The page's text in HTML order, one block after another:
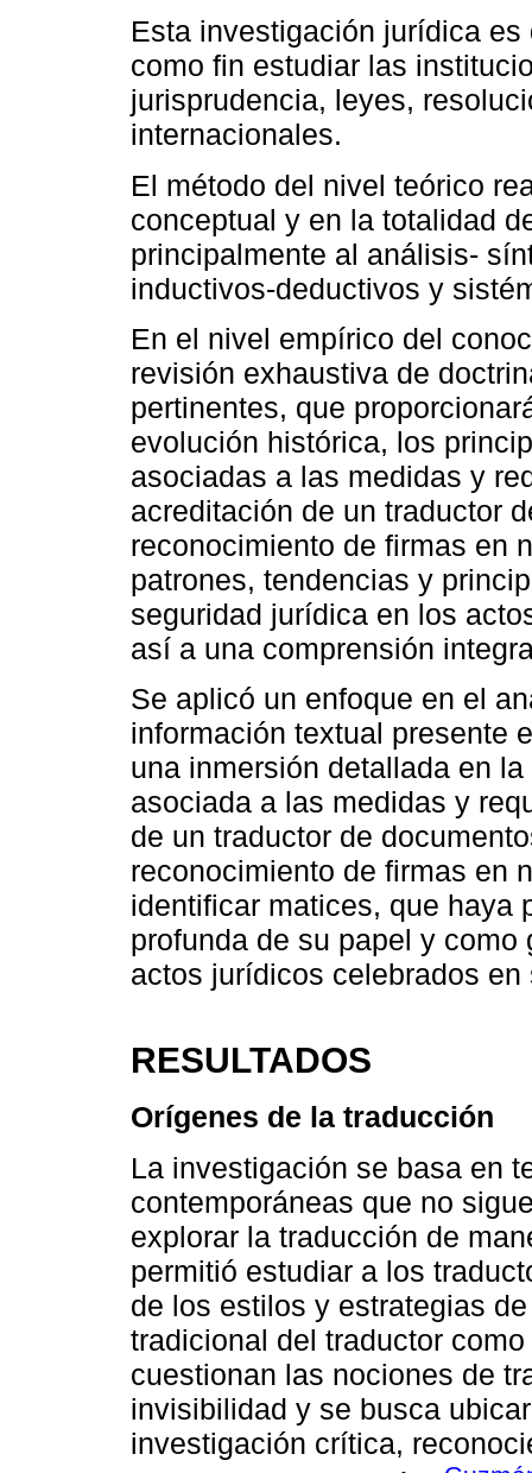
Esta investigación jurídica
como fin estudiar las
jurisprudencia, leyes,
internacionales.
El método del nivel teórico
conceptual y en la totalidad
principalmente al análisis-
inductivos-deductivos y
En el nivel empírico del
revisión exhaustiva de
pertinentes, que
evolución histórica, los
asociadas a las medidas y
acreditación de un traductor
reconocimiento de firmas en
patrones, tendencias y
seguridad jurídica en los
así a una comprensión
Se aplicó un enfoque en el
información textual presente
una inmersión detallada en
asociada a las medidas y
de un traductor de
reconocimiento de firmas en
identificar matices, que haya
profunda de su papel y
actos jurídicos celebrados en
RESULTADOS
Orígenes de la traducción
La investigación se basa en
contemporáneas que no
explorar la traducción de
permitió estudiar a los
de los estilos y estrategias
tradicional del traductor
cuestionan las nociones de
invisibilidad y se busca
investigación crítica,